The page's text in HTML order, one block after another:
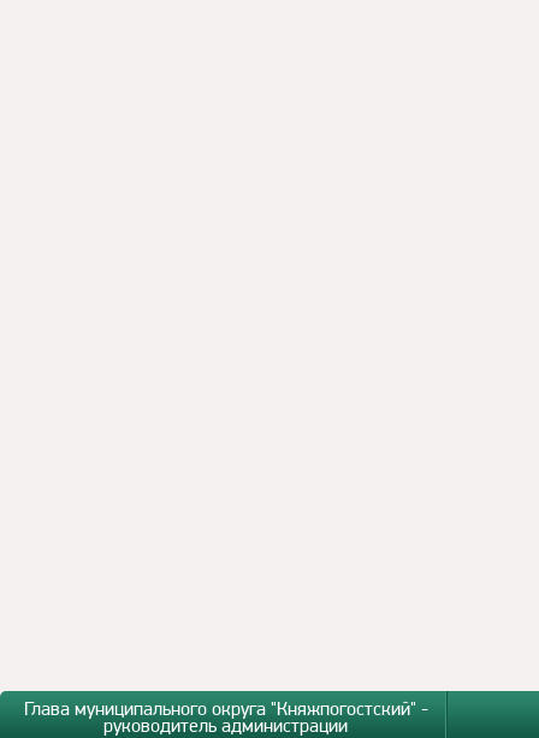
Глава муниципального округа "Княжпогостский" -
руководитель администрации